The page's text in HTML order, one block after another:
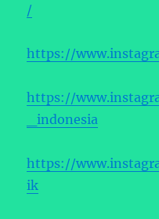
/
https://
https://
_indonesia
https://
ik